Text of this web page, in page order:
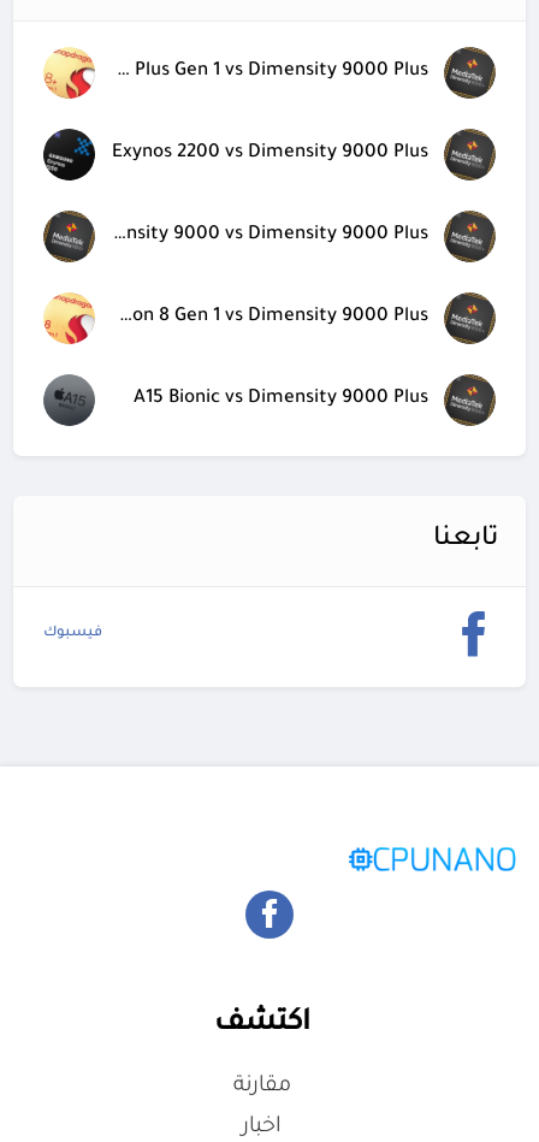
Snapdragon 8 Plus Gen 1 vs Dimensity 9000 Plus
Exynos 2200 vs Dimensity 9000 Plus
Dimensity 9000 vs Dimensity 9000 Plus
Snapdragon 8 Gen 1 vs Dimensity 9000 Plus
A15 Bionic vs Dimensity 9000 Plus
تابعنا
فيسبوك
اكتشف
مقارنة
اخبار